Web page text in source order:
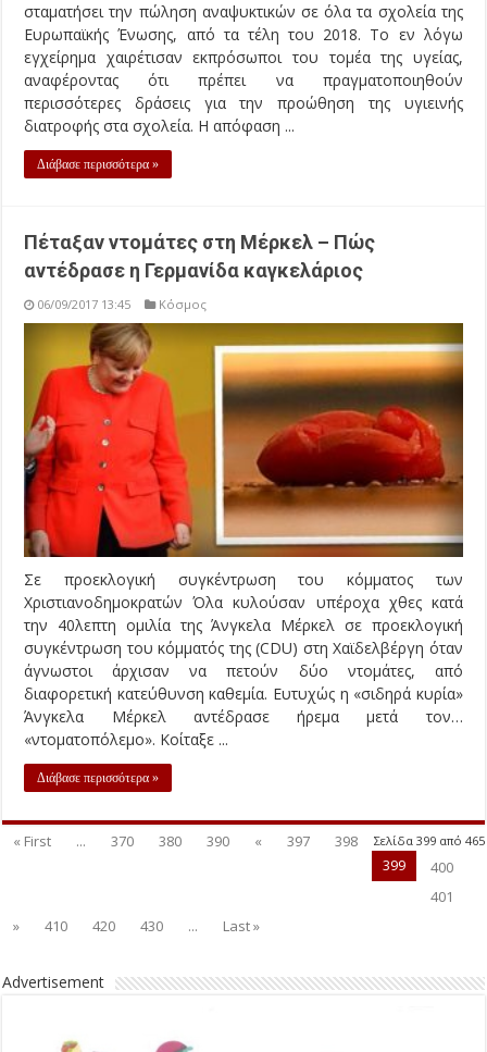
σταματήσει την πώληση αναψυκτικών σε όλα τα σχολεία της
Ευρωπαϊκής Ένωσης, από τα τέλη του 2018. Το εν λόγω
εγχείρημα χαιρέτισαν εκπρόσωποι του τομέα της υγείας,
αναφέροντας ότι πρέπει να πραγματοποιηθούν
περισσότερες δράσεις για την προώθηση της υγιεινής
διατροφής στα σχολεία. Η απόφαση ...
Διάβασε περισσότερα »
Πέταξαν ντομάτες στη Μέρκελ – Πώς
αντέδρασε η Γερμανίδα καγκελάριος
06/09/2017 13:45 Κόσμος
Σε προεκλογική συγκέντρωση του κόμματος των
Χριστιανοδημοκρατών Όλα κυλούσαν υπέροχα χθες κατά
την 40λεπτη ομιλία της Άνγκελα Μέρκελ σε προεκλογική
συγκέντρωση του κόμματός της (CDU) στη Χαϊδελβέργη όταν
άγνωστοι άρχισαν να πετούν δύο ντομάτες, από
διαφορετική κατεύθυνση καθεμία. Ευτυχώς η «σιδηρά κυρία»
Άνγκελα Μέρκελ αντέδρασε ήρεμα μετά τον…
«ντοματοπόλεμο». Κοίταξε ...
Διάβασε περισσότερα »
Σελίδα 399 από 465
« First ... 370 380 390 « 397
398
399
400
401
»
410 420 430 ... Last »
Advertisement